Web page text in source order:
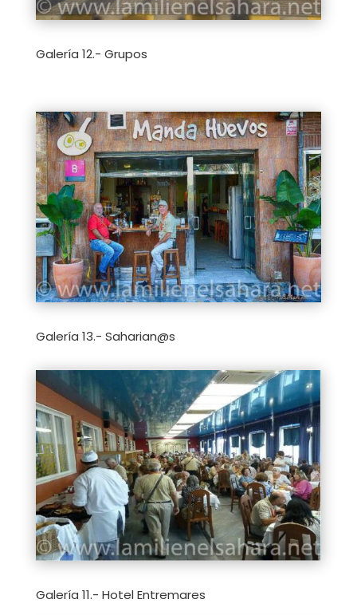
Galería 12.- Grupos
Galería 13.- Saharian@s
Galería 11.- Hotel Entremares